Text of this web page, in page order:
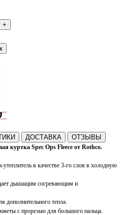
+
ДОСТАВКА ОТЗЫВЫ
куртка Spec Ops Fleece от Rothco.
в качестве 3-го слоя в холодную
дышащим согревающим и
дополнительного тепла.
с прорезью для большого пальца.